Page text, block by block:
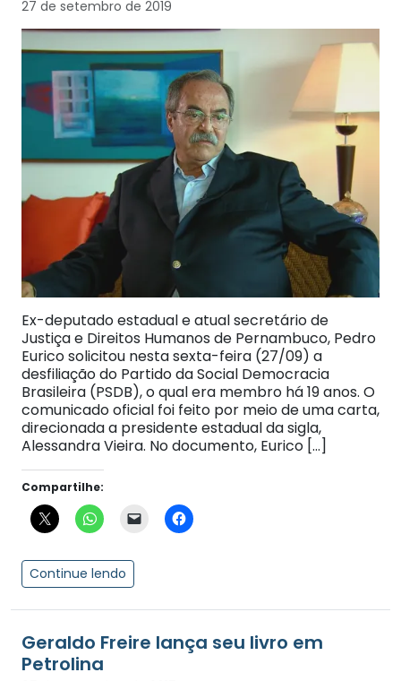
27 de setembro de 2019
Ex-deputado estadual e atual secretário de
Justiça e Direitos Humanos de Pernambuco, Pedro
Eurico solicitou nesta sexta-feira (27/09) a
desfiliação do Partido da Social Democracia
Brasileira (PSDB), o qual era membro há 19 anos. O
comunicado oficial foi feito por meio de uma carta,
direcionada a presidente estadual da sigla,
Alessandra Vieira. No documento, Eurico […]
Compartilhe:
Continue lendo
Geraldo Freire lança seu livro em
Petrolina